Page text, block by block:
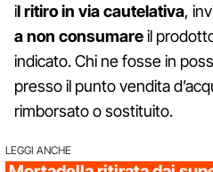
il ritiro in via cautelativa,
a non consumareil
indicato. Chi ne fosse in
presso il punto vendita
rimborsato o sostituito.
LEGGI ANCHE